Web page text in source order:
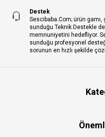
Destek
Sescibaba.Com; ürün gamı,
sunduğu Teknik Destekle
memnuniyetini hedefliyor.
sunduğu profesyonel
sorunun en hızlı şekilde